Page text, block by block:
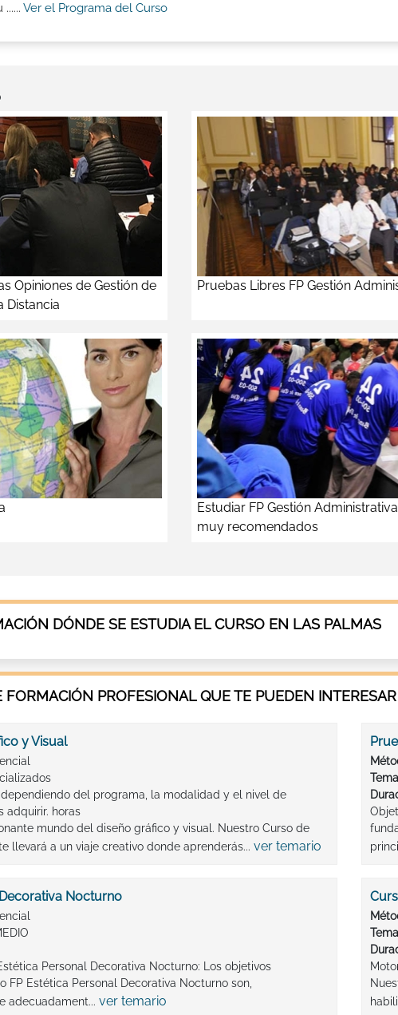
Ver el Programa del Curso
Opiniones de Gestión de
Distancia
Pruebas Libres FP Gestión
Estudiar FP Gestión
muy recomendados
DÓNDE SE ESTUDIA EL CURSO EN LAS PALMAS
FORMACIÓN PROFESIONAL QUE TE PUEDEN INTERESAR
y Visual
dependiendo del programa, la modalidad y el nivel de
adquirir. horas
mundo del diseño gráfico y visual. Nuestro Curso de
llevará a un viaje creativo donde aprenderás... ver temario
Nocturno
Personal Decorativa Nocturno: Los objetivos
FP Estética Personal Decorativa Nocturno son,
adecuadament... ver temario